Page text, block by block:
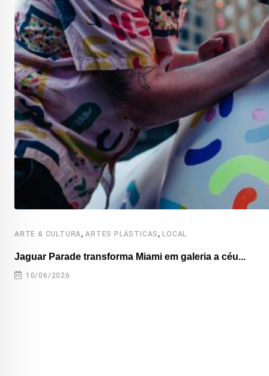
ARTE & CULTURA,ARTES PLÁSTICAS ,LOCAL
Jaguar Parade transforma Miami em galeria a céu...
10/06/2026